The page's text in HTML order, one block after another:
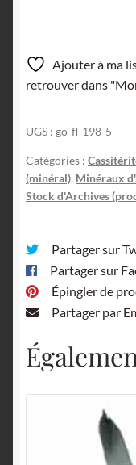
Ajouter à ma
retrouver dans
UGS : go-fl-198-5
Catégories :
(minéral), Minéraux
Stock d'Archives
Partager sur
Partager sur
Épingler de
Partager par